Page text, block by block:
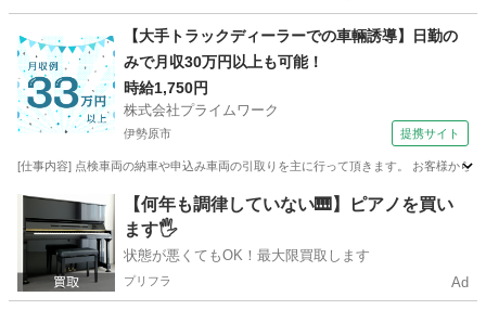
相模原市 番田駅 配送 ネットスーパー
【大手トラックディーラーでの車輛誘導】日勤の
みで月収30万円以上も可能！
時給1,750円
株式会社プライムワーク
伊勢原市 提携サイト
[仕事内容] 点検車両の納車や申込み車両の引取りを主に行って頂きます。 お客様から
神奈川 伊勢原市 ドライバー
【何年も調律していない🎹】ピアノを買い
ます🖐️
状態が悪くてもOK！最大限買取します
プリフラ Ad